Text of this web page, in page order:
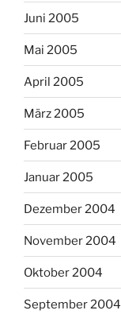
Juni 2005
Mai 2005
April 2005
März 2005
Februar 2005
Januar 2005
Dezember 2004
November 2004
Oktober 2004
September 2004